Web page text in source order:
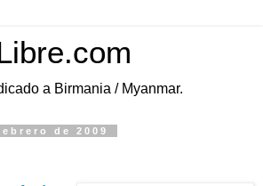
a Birmania / Myanmar.
de 2009